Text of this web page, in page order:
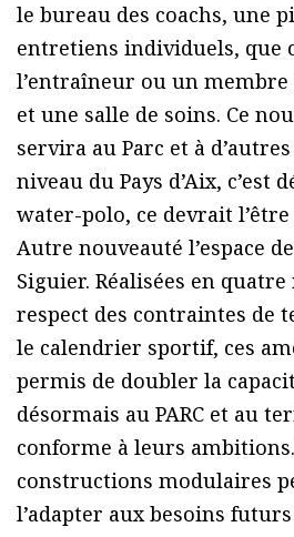
le bureau des coachs, une
entretiens individuels, que
l’entraîneur ou un
et une salle de soins. Ce
servira au Parc et à
niveau du Pays d’Aix, c’est
water-polo, ce devrait
Autre nouveauté l’espace
Siguier. Réalisées en
respect des contraintes de
le calendrier sportif, ces
permis de doubler la
désormais au PARC et au
conforme à leurs
constructions modulaires
l’adapter aux besoins